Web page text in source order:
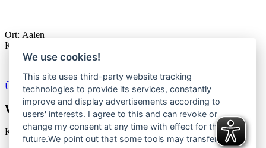
Ort: Aalen
Kategorie: Kids Cups 2024
Übersicht Ergebnisse, Berichte & Bilder 2024
Wettkampftermine
Keine Termine
We use cookies!
This site uses third-party website tracking
technologies to provide its services, constantly
improve and display advertisements according to
users' interests. I agree to this and can revoke or
change my consent at any time with effect for the
future.We point out that some tools may transfer data